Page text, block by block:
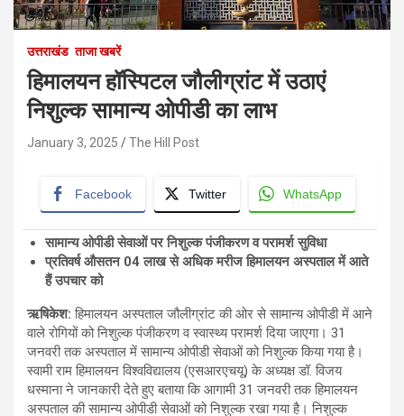
उत्तराखंड ताजा खबरें
हिमालयन हॉस्पिटल जौलीग्रांट में उठाएं
निशुल्क सामान्य ओपीडी का लाभ
January 3, 2025 The Hill Post
Facebook Twitter WhatsApp
सामान्य ओपीडी सेवाओं पर निशुल्क पंजीकरण व परामर्श सुविधा
प्रतिवर्ष औसतन 04लाख से अधिक मरीज हिमालयन अस्पताल में आते
हैं उपचार को
ऋषिकेश: हिमालयन अस्पताल जौलीग्रांट की ओर से सामान्य ओपीडी में आने
वाले रोगियों को निशुल्क पंजीकरण व स्वास्थ्य परामर्श दिया जाएगा। 31
जनवरी तक अस्पताल में सामान्य ओपीडी सेवाओं को निशुल्क किया गया है।
स्वामी राम हिमालयन विश्वविद्यालय (एसआरएचयू) के अध्यक्ष डॉ. विजय
धस्माना ने जानकारी देते हुए बताया कि आगामी 31 जनवरी तक हिमालयन
अस्पताल की सामान्य ओपीडी सेवाओं को निशुल्क रखा गया है। निशुल्क